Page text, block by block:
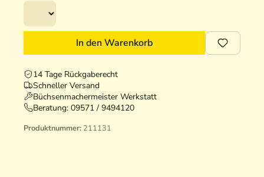
In den Warenkorb
14 Tage Rückgaberecht
Schneller Versand
Büchsenmachermeister Werkstatt
Beratung: 09571 / 9494120
Produktnummer: 211131